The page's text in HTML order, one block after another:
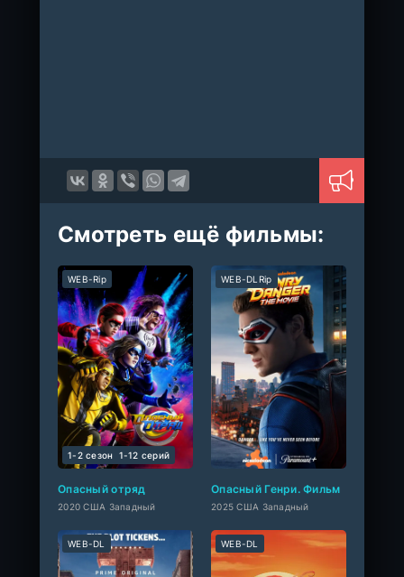
Смотреть ещё фильмы:
Опасный отряд
2020 США Западный
WEB-Rip
1-2 сезон 1-12 cерий
Опасный Генри. Фильм
2025 США Западный
WEB-DLRip
WEB-DL WEB-DL